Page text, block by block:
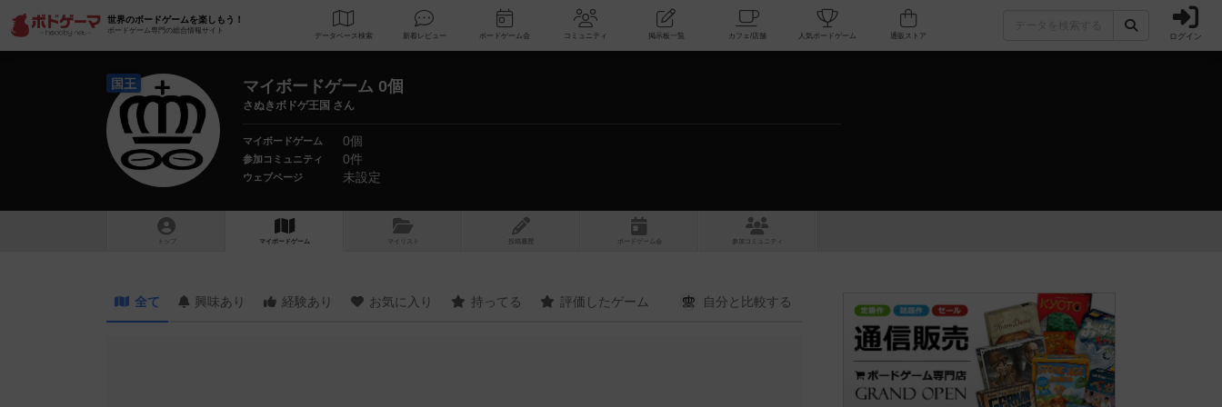
世界のボードゲームを楽しもう！
ボードゲーム専門の総合情報サイト
データベース 検索 新着レビュー ボードゲーム会 コミュニティ 掲示板一覧 カフェ/店舗 人気ボードゲーム ログイン
国王 マイボードゲーム 0個
さぬきボドゲ王国 さん
マイボードゲーム 0個
参加コミュニティ 0件
ウェブページ 未設定
トップ マイボードゲーム マイリスト 投稿履歴 ボ ドゲ ーム コミュニティ
全て 興味あり 経験あり お気に入り 持ってる 評価したゲーム 自分と 比較する